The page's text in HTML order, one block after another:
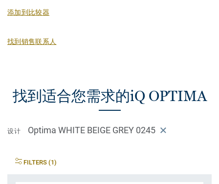
添加到比较器
找到销售联系人
找到适合您需求的iQ OPTIMA
设计 Optima WHITE BEIGE GREY 0245
FILTERS (1)